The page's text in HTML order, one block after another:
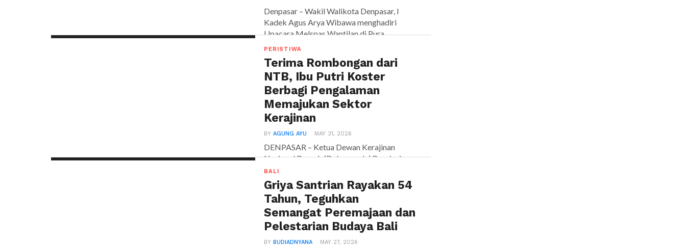
Denpasar – Wakil Walikota Denpasar, I
Kadek Agus Arya Wibawa menghadiri
Upacara Melspas Wantilan di Pura...
PERISTIWA
Terima Rombongan dari
NTB, Ibu Putri Koster
Berbagi Pengalaman
Memajukan Sektor
Kerajinan
BYAGUNG AYU MAY 31, 2026
DENPASAR – Ketua Dewan Kerajinan
Nasional Daerah (Dekranasda) Provinsi
Bali, Ny. Putri Suastini Koster, menerima
kunjungan...
BALI
Griya Santrian Rayakan 54
Tahun, Teguhkan
Semangat Peremajaan dan
Pelestarian Budaya Bali
BYBUDIADNYANA MAY 27, 2026